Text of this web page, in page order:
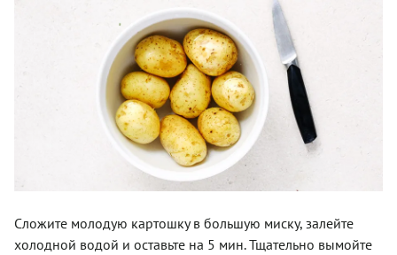
Сложите молодую картошку в большую миску, залейте
холодной водой и оставьте на 5 мин. Тщательно вымойте